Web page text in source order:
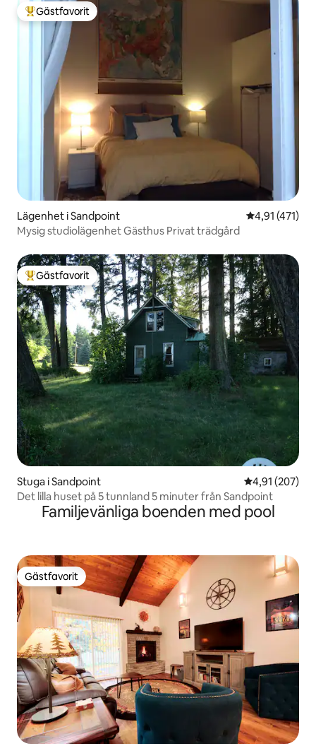
Populär gästfavorit
Gästfavorit
Lägenhet i Sandpoint 4,91 av 5 i
4,91 (471)
Mysig studiolägenhet Gästhus Privat trädgård
Populär gästfavorit
Gästfavorit
Stuga i Sandpoint 4,91 av 5 i
4,91 (207)
Det lilla huset på 5 tunnland 5 minuter från Sandpoint
Familjevänliga boenden med pool
Gästfavorit
Gästfavorit